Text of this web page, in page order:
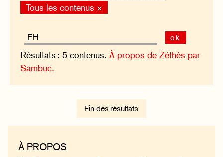
Tous les contenus ×
ok
Résultats : 5 contenus.À propos de Zéthès par
Sambuc.
Fin des résultats
À PROPOS